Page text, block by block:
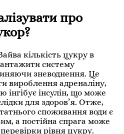
про
кількість цукру в
систему
зневоднення. Це
вироблення адреналіну,
інгібує інсулін, що може
для здоров’я. Отже,
споживання води є
а постійна спрага може
рівня цукру.